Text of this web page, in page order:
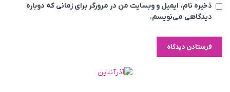
ذخیره نام، ایمیل و وبسایت من در مرورگر برای زمانی که دوباره
دیدگاهی می‌نویسم.